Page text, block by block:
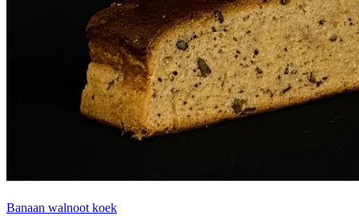
Banaan walnoot koek